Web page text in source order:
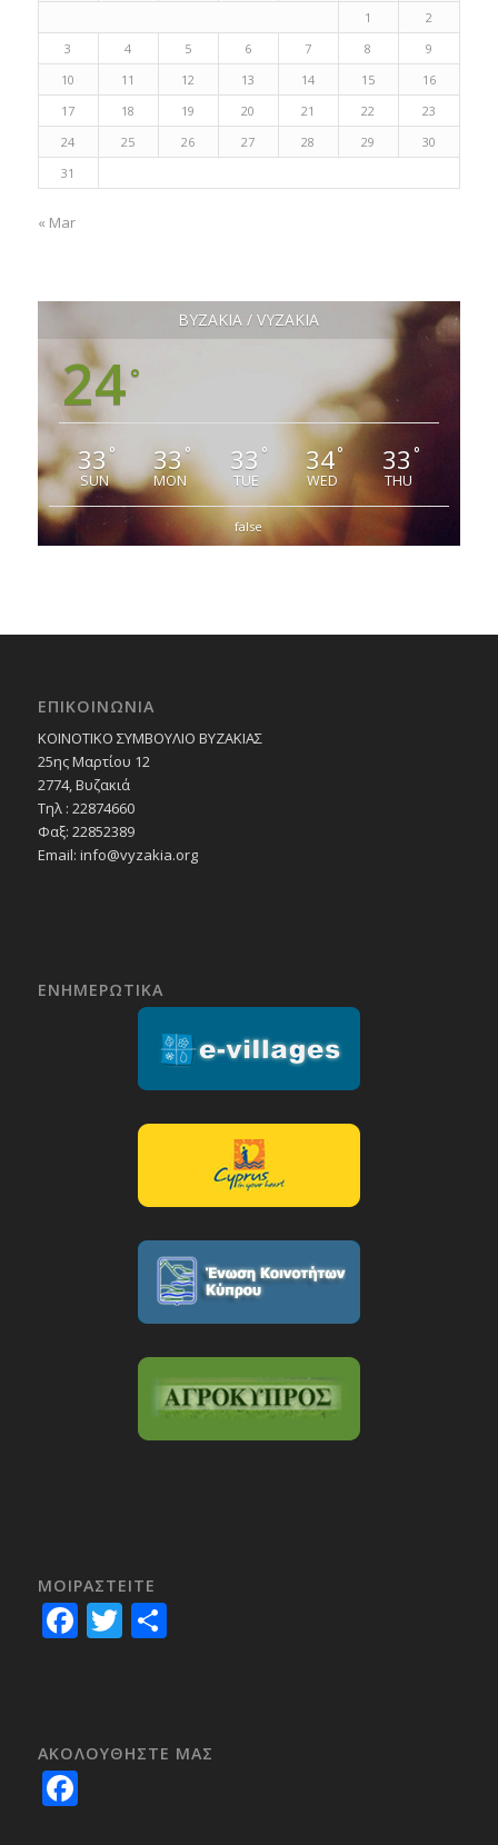
1
2
3
4 5 6 7 8
9
10
11 12 13 14 15
16
17
18 19 20 21 22
23
24
25 26 27 28 29
30
31
« Mar
ΒΥΖΑΚΙΑ / VYZAKIA
24°
33°
SUN
33°
MON
33 °
TUE
34°
WED
33 °
THU
false
ΕΠΙΚΟΙΝΩΝΙΑ
ΚΟΙΝΟΤΙΚΟ ΣΥΜΒΟΥΛΙΟ ΒΥΖΑΚΙΑΣ
25ης Μαρτίου 12
2774, Βυζακιά
Τηλ : 22874660
Φαξ: 22852389
Email: info@vyzakia.org
ΕΝΗΜΕΡΩΤΙΚΑ
ΜΟΙΡΑΣTEITE
Facebook
Twitter
Share
ΑΚΟΛΟΥΘΗΣΤΕ ΜΑΣ
Facebook